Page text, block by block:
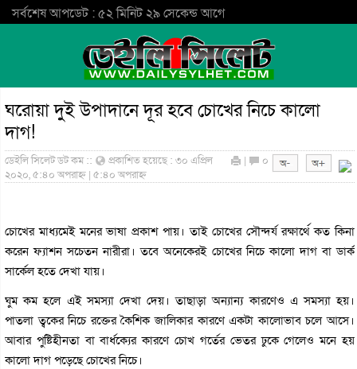
সর্বশেষ আপডেট : ৫২ মিনিট ২৯ সেকেন্ড আগে
ঘরোয়া দুই উপাদানে দূর হবে চোখের নিচে কালো
দাগ!
ডেইলি সিলেট ডট কম ::
প্রকাশিত হয়েছে : ৩০ এপ্রিল
২০২০, ৫:৪০ অপরাহ্ন | ৫:৪০ অপরাহ্ন
| ০
চোখের মাধ্যমেই মনের ভাষা প্রকাশ পায়। তাই চোখের সৌন্দর্য রক্ষার্থে কত কিনা
করেন ফ্যাশন সচেতন নারীরা। তবে অনেকেরই চোখের নিচে কালো দাগ বা ডার্ক
সার্কেল হতে দেখা যায়।
ঘুম কম হলে এই সমস্যা দেখা দেয়। তাছাড়া অন্যান্য কারণেও এ সমস্যা হয়।
পাতলা ত্বকের নিচে রক্তের কৈশিক জালিকার কারণে একটা কালোভাব চলে আসে।
আবার পুষ্টিহীনতা বা বার্ধক্যের কারণে চোখ গর্তের ভেতর ঢুকে গেলেও মনে হয়
কালো দাগ পড়েছে চোখের নিচে।